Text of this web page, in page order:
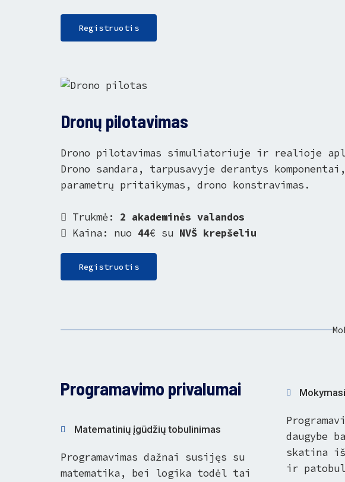
Registruotis
Dronų pilotavimas
Drono pilotavimas simuliatoriuje ir realioje
Drono sandara, tarpusavyje derantys
parametrų pritaikymas, drono konstravimas.
Trukmė: 2 akademinės valandos
Kaina: nuo 44€ su NVŠ krepšeliu
Registruotis
Programavimo privalumai
Matematinių įgūdžių tobulinimas
Programavimas dažnai susijęs su
matematika, bei logika todėl tai
daugybe
skatina
ir